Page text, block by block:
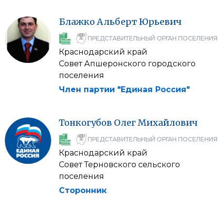
Блажко Альберт Юрьевич
ПРЕДСТАВИТЕЛЬНЫЙ ОРГАН ПОСЕЛЕНИЯ
Краснодарский край
Совет Апшеронского городского
поселения
Член партии "Единая Россия"
Тонкогубов ОлегМихайлович
ПРЕДСТАВИТЕЛЬНЫЙ ОРГАН ПОСЕЛЕНИЯ
Краснодарский край
Совет Терновского сельского
поселения
Сторонник